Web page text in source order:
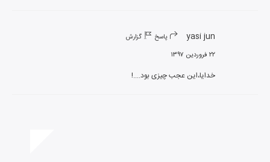
yasi jun پاسخ گزارش
۲۲ فروردین ۱۳۹۷
خدایا،این عجب چیزی بود....!